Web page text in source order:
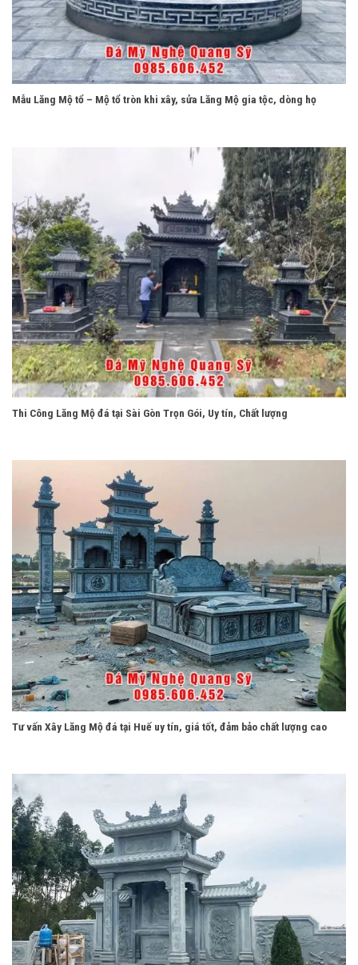
Mẫu Lăng Mộ tổ – Mộ tổ tròn khi xây, sửa Lăng Mộ gia tộc, dòng họ
Thi Công Lăng Mộ đá tại Sài Gòn Trọn Gói, Uy tín, Chất lượng
Tư vấn Xây Lăng Mộ đá tại Huế uy tín, giá tốt, đảm bảo chất lượng cao